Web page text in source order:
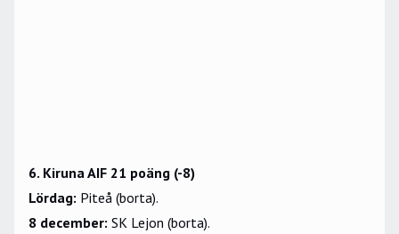
6. Kiruna AIF 21 poäng (-8)
Lördag: Piteå (borta).
8 december: SK Lejon (borta).